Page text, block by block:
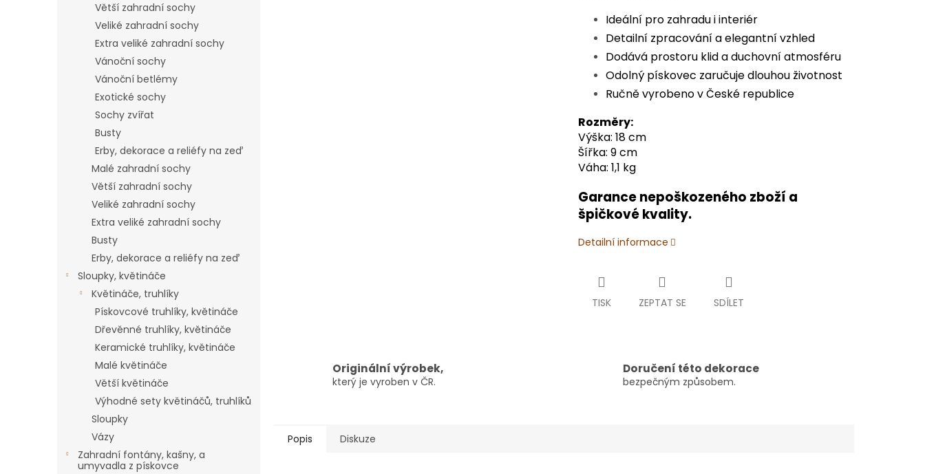
Větší zahradní sochy
Veliké zahradní sochy
Extra veliké zahradní sochy
Vánoční sochy
Vánoční betlémy
Exotické sochy
Sochy zvířat
Busty
Erby, dekorace a reliéfy na zeď
Malé zahradní sochy
Větší zahradní sochy
Veliké zahradní sochy
Extra veliké zahradní sochy
Busty
Erby, dekorace a reliéfy na zeď
Sloupky, květináče
Květináče, truhlíky
Pískovcové truhlíky, květináče
Dřevěnné truhlíky, květináče
Keramické truhlíky, květináče
Malé květináče
Větší květináče
Výhodné sety květináčů, truhlíků
Sloupky
Vázy
Zahradní fontány, kašny, a
umyvadla z pískovce
Ideální pro zahradu i interiér
Detailní zpracování a elegantní vzhled
Dodává prostoru klid a duchovní atmosféru
Odolný pískovec zaručuje dlouhou životnost
Ručně vyrobeno v České republice
Rozměry:
Výška: 18 cm
Šířka: 9 cm
Váha: 1,1 kg
Garance nepoškozeného zboží a
špičkové kvality.
Detailní informace
TISK ZEPTAT SE SDÍLET
Originální výrobek,
který je vyroben v ČR.
Doručení této dekorace
bezpečným způsobem.
Popis Diskuze